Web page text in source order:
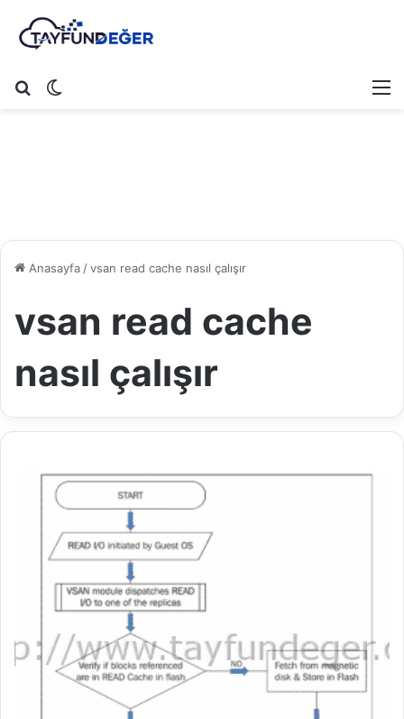
Arama yap ...
Anasayfa/vsan read cache nasıl çalışır
vsan read cache
nasıl çalışır